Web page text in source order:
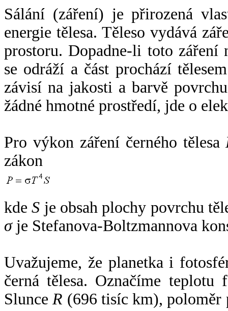
Sálání (záření) je přirozená
energie tělesa. Těleso vydává
prostoru. Dopadne-li toto záření
se odráží a část prochází
závisí na jakosti a barvě
žádné hmotné prostředí, jde o
Pro výkon záření černého tělesa
zákon
kdeS je obsah plochy povrchu
σje Stefanova-Boltzmannova
Uvažujeme, že planetka i
černá tělesa. Označíme
SlunceR (696 tisíc km),